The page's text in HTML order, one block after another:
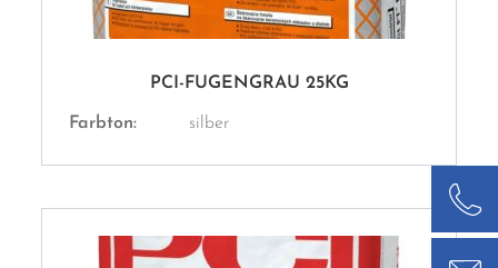
PCI-FUGENGRAU 25KG
Farbton: silber